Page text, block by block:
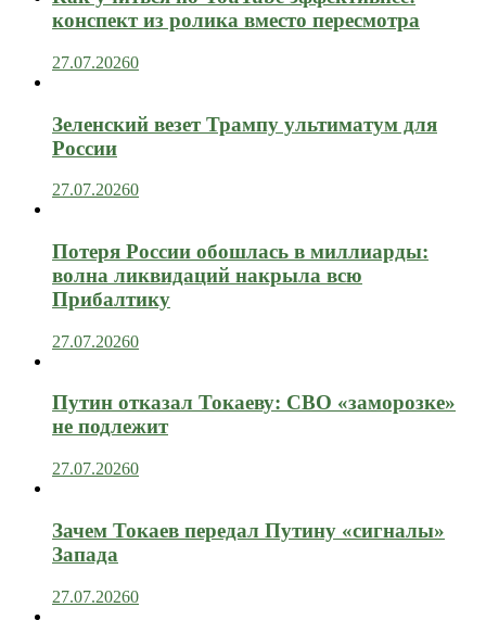
конспект из ролика вместо пересмотра
27.07.20260
Зеленский везет Трампу ультиматум для
России
27.07.20260
Потеря России обошлась в миллиарды:
волна ликвидаций накрыла всю
Прибалтику
27.07.20260
Путин отказал Токаеву: СВО «заморозке»
не подлежит
27.07.20260
Зачем Токаев передал Путину «сигналы»
Запада
27.07.20260